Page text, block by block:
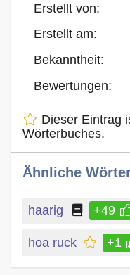
Blog
Erstellt von:
Erstellt am:
Bekanntheit:
Bewertungen:
Dieser Eintrag
Wörterbuches.
Ähnliche
haarig +49
hoa ruck +1